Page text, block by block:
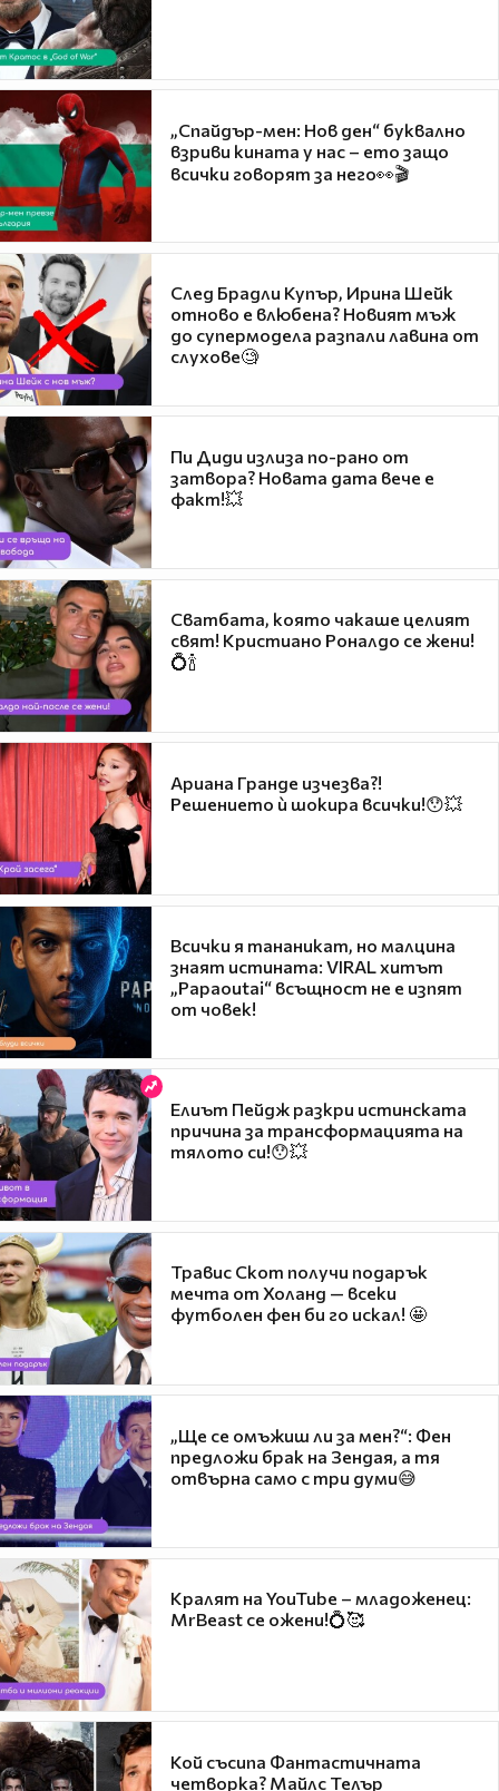
„Спайдър-мен: Нов ден“ буквално
взриви кината у нас – ето защо
всички говорят за него👀🎬
След Брадли Купър, Ирина Шейк
отново е влюбена? Новият мъж
до супермодела разпали лавина от
слухове🧐
Пи Диди излиза по-рано от
затвора? Новата дата вече е
факт!💥
Сватбата, която чакаше целият
свят! Кристиано Роналдо се жени!
💍🍾
Ариана Гранде изчезва?!
Решението ѝ шокира всички!😯💥
Всички я тананикат, но малцина
знаят истината: VIRAL хитът
„Papaoutai“ всъщност не е изпят
от човек!
Елиът Пейдж разкри истинската
причина за трансформацията на
тялото си!😯💥
Травис Скот получи подарък
мечта от Холанд — всеки
футболен фен би го искал! 🤩
„Ще се омъжиш ли за мен?“: Фен
предложи брак на Зендая, а тя
отвърна само с три думи😅
Кралят на YouTube – младоженец:
MrBeast се ожени!💍🥰
Кой съсипа Фантастичната
четворка? Майлс Телър